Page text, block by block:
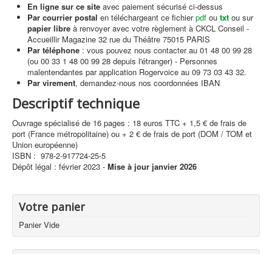
En ligne sur ce site avec paiement sécurisé ci-dessus
Par courrier postal en téléchargeant ce fichierpdf ou txt ou sur
papier libre à renvoyer avec votre règlement à CKCL Conseil -
Accueillir Magazine 32 rue du Théâtre 75015 PARIS
Par téléphone : vous pouvez nous contacter au 01 48 00 99 28
(ou 00 33 1 48 00 99 28 depuis l'étranger) - Personnes
malentendantes par application Rogervoice au 09 73 03 43 32.
Par virement, demandez-nous nos coordonnées IBAN
Descriptif technique
Ouvrage spécialisé de 16 pages : 18 euros TTC + 1,5 € de frais de
port (France métropolitaine) ou + 2 € de frais de port (DOM / TOM et
Union européenne)
ISBN : 978-2-917724-25-5
Dépôt légal : février 2023 - Mise à jour janvier 2026
Votre panier
Panier Vide